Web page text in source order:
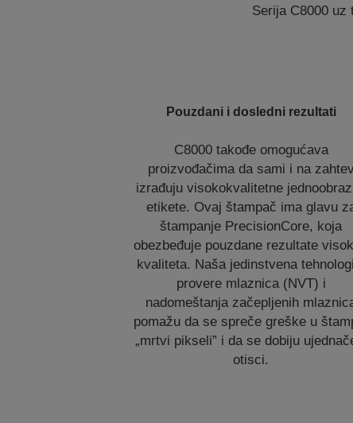
Serija C8000 uz
Pouzdani i dosledni rezultati
C8000 takođe omogućava
proizvođačima da sami i na
izrađuju visokokvalitetne
etikete. Ovaj štampač ima glavu
štampanje PrecisionCore, koja
obezbeđuje pouzdane rezultate
kvaliteta. Naša jedinstvena
provere mlaznica (NVT) i
nadomeštanja začepljenih
pomažu da se spreče greške u
„mrtvi pikseli” i da se dobiju
otisci.